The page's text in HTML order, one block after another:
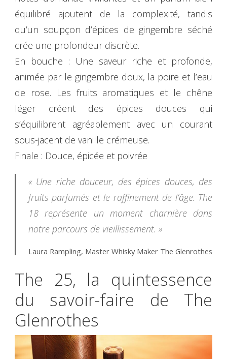
équilibré ajoutent de la complexité, tandis
qu’un soupçon d’épices de gingembre séché
crée une profondeur discrète.
En bouche : Une saveur riche et profonde,
animée par le gingembre doux, la poire et l’eau
de rose. Les fruits aromatiques et le chêne
léger créent des épices douces qui
s’équilibrent agréablement avec un courant
sous-jacent de vanille crémeuse.
Finale : Douce, épicée et poivrée
« Une riche douceur, des épices douces, des
fruits parfumés et le raffinement de l’âge. The
18 représente un moment charnière dans
notre parcours de vieillissement. »
Laura Rampling, Master Whisky Maker The Glenrothes
The 25, la quintessence
du savoir-faire de The
Glenrothes